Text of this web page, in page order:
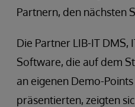
Partnern, den nächsten
Die Partner LIB-IT
Software, die auf dem
an eigenen Demo-
präsentierten, zeigten